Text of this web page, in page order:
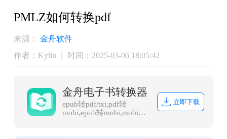
PMLZ如何转换pdf
来源：
金舟软件
作者：Kylin
时间：2025-03-06 18:05:42
金舟电子书转换器
epub转pdf/txt,pdf转
mobi,epub转mobi,mobi转
立即下载